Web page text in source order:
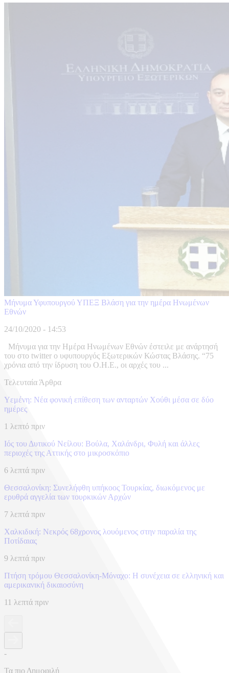
Μήνυμα Υφυπουργού ΥΠΕΞ Βλάση για την ημέρα Ηνωμένων
Εθνών
24/10/2020 - 14:53
Μήνυμα για την Ημέρα Ηνωμένων Εθνών έστειλε με ανάρτησή
του στο twitter ο υφυπουργός Εξωτερικών Κώστας Βλάσης. “75
χρόνια από την ίδρυση του Ο.Η.Ε., οι αρχές του ...
Τελευταία Άρθρα
Υεμένη: Νέα φονική επίθεση των ανταρτών Χούθι μέσα σε δύο
ημέρες
1 λεπτό πριν
Ιός του Δυτικού Νείλου: Βούλα, Χαλάνδρι, Φυλή και άλλες
περιοχές της Αττικής στο μικροσκόπιο
6 λεπτά πριν
Θεσσαλονίκη: Συνελήφθη υπήκοος Τουρκίας, διωκόμενος με
ερυθρά αγγελία των τουρκικών Αρχών
7 λεπτά πριν
Χαλκιδική: Νεκρός 68χρονος λουόμενος στην παραλία της
Ποτίδαιας
9 λεπτά πριν
Πτήση τρόμου Θεσσαλονίκη-Μόναχο: Η συνέχεια σε ελληνική και
αμερικανική δικαιοσύνη
11 λεπτά πριν
-
Τα πιο Δημοφιλή